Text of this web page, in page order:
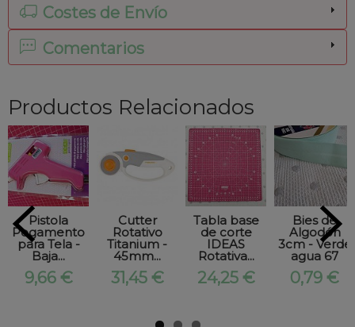
Costes de Envío
Comentarios
Productos Relacionados
Pistola
Pegamento
para Tela -
Baja...
9,66 €
Cutter
Rotativo
Titanium -
45mm...
31,45 €
Tabla base
de corte
IDEAS
Rotativa...
24,25 €
Bies de
Algodón
3cm - Verde
agua 67
0,79 €